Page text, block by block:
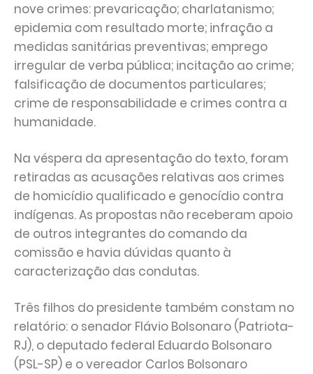
nove crimes: prevaricação; charlatanismo;
epidemia com resultado morte; infração a
medidas sanitárias preventivas; emprego
irregular de verba pública; incitação ao crime;
falsificação de documentos particulares;
crime de responsabilidade e crimes contra a
humanidade.
Na véspera da apresentação do texto, foram
retiradas as acusações relativas aos crimes
de homicídio qualificado e genocídio contra
indígenas. As propostas não receberam apoio
de outros integrantes do comando da
comissão e havia dúvidas quanto à
caracterização das condutas.
Três filhos do presidente também constam no
relatório: o senador Flávio Bolsonaro (Patriota-
RJ), o deputado federal Eduardo Bolsonaro
(PSL-SP) e o vereador Carlos Bolsonaro